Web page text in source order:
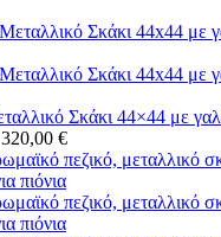
Σκάκι 44×44 με
320,00 €